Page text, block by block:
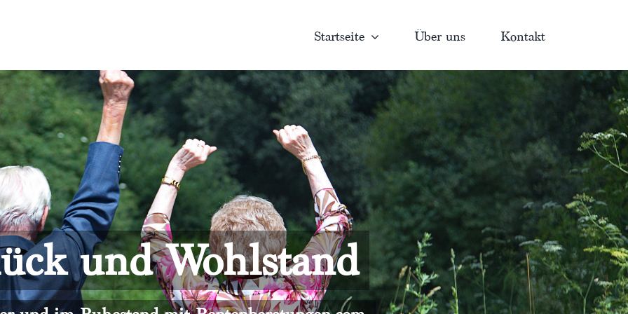
Startseite Über uns Kontakt
und Wohlstand